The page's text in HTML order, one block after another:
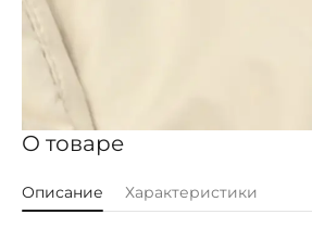
О товаре
Описание Характеристики